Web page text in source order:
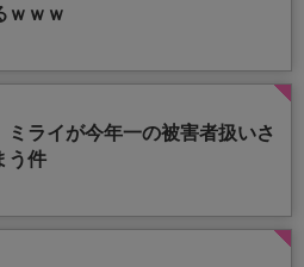
ｗｗｗ
ミライが今年一の被害者扱いさ
う件